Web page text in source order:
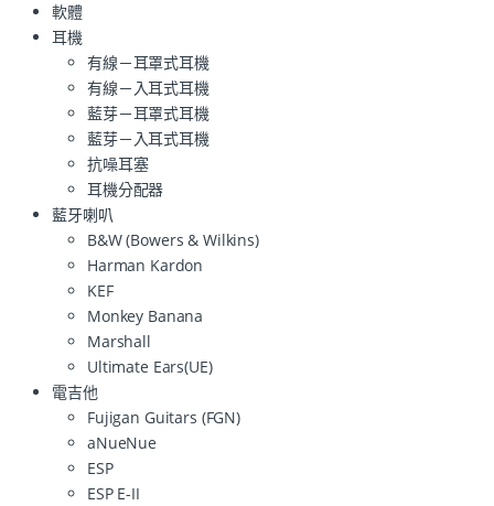
軟體
耳機
有線－耳罩式耳機
有線－入耳式耳機
藍芽－耳罩式耳機
藍芽－入耳式耳機
抗噪耳塞
耳機分配器
藍牙喇叭
B&W (Bowers & Wilkins)
Harman Kardon
KEF
Monkey Banana
Marshall
Ultimate Ears(UE)
電吉他
Fujigan Guitars (FGN)
aNueNue
ESP
ESP E-II